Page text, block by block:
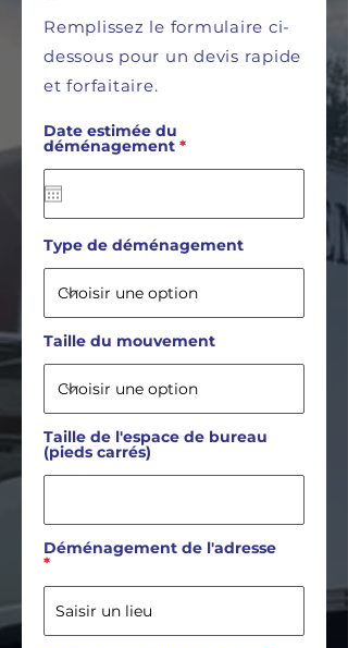
Remplissez le formulaire ci-
dessous pour un devis rapide
et forfaitaire.
Date estimée du
déménagement *r
q
r
d
Type de déménagement
Taille du mouvement
Taille de l'espace de bureau
(pieds carrés)
Déménagement de l'adresse